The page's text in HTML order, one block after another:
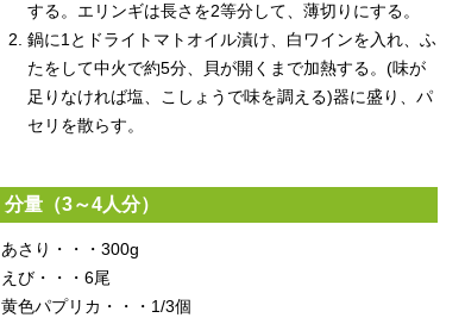
する。エリンギは長さを2等分して、薄切りにする。
鍋に1とドライトマトオイル漬け、白ワインを入れ、ふ
たをして中火で約5分、貝が開くまで加熱する。(味が
足りなければ塩、こしょうで味を調える)器に盛り、パ
セリを散らす。
分量（3～4人分）
あさり・・・300g
えび・・・6尾
黄色パプリカ・・・1/3個